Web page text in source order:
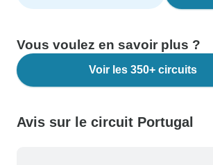
Vous voulez en savoir plus ?
Voir les 350+ circuits
Avis sur le circuit Portugal